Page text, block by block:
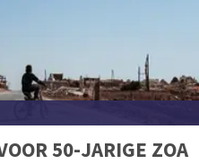
50-JARIGE ZOA